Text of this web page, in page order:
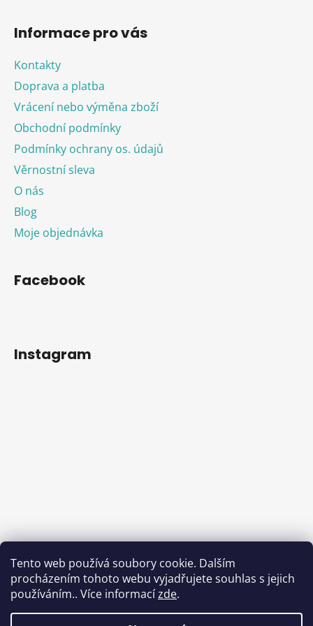
Tento web používá soubory cookie. Dalším
procházením tohoto webu vyjadřujete souhlas s jejich
používáním.. Více informacízde.
Informace pro vás
Kontakty
Doprava a platba
Vrácení nebo výměna zboží
Obchodní podmínky
Podmínky ochrany os. údajů
Věrnostní sleva
O nás
Blog
Moje objednávka
Facebook
Instagram